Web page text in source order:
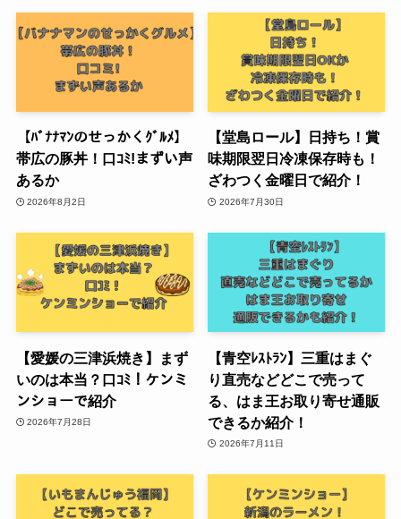
【ﾊﾞﾅﾅﾏﾝのせっかくｸﾞﾙﾒ】
帯広の豚丼！口ｺﾐ!まずい声
あるか
2026年8月2日
【堂島ロール】日持ち！賞
味期限翌日冷凍保存時も！
ざわつく金曜日で紹介！
2026年7月30日
【愛媛の三津浜焼き】まず
いのは本当？口ｺﾐ！ケンミ
ンショーで紹介
2026年7月28日
【青空ﾚｽﾄﾗﾝ】三重はまぐ
り直売などどこで売って
る、はま王お取り寄せ通販
できるか紹介！
2026年7月11日